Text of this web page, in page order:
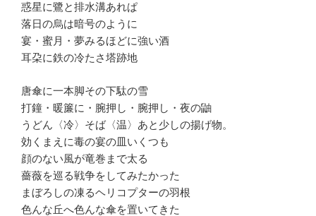
惑星に鷺と排水溝あれぱ
落日の烏は暗号のように
宴・蜜月・夢みるほどに強い酒
耳朶に鉄の冷たさ塔跡地
唐傘に一本脚その下駄の雪
打鐘・暖簾に・腕押し・腕押し・夜の鼬
うどん〈冷〉そば〈温〉あと少しの揚げ物。
効くまえに毒の宴の皿いくつも
顔のない風が竜巻まで太る
薔薇を巡る戦争をしてみたかった
まぼろしの凍るヘリコプターの羽根
色んな丘へ色んな傘を置いてきた